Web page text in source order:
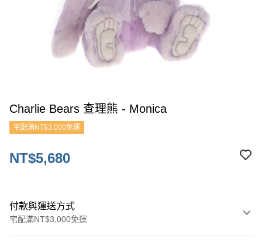
Charlie Bears 查理熊 - Monica
宅配滿NT$3,000免運
NT$5,680
付款與運送方式
宅配滿NT$3,000免運